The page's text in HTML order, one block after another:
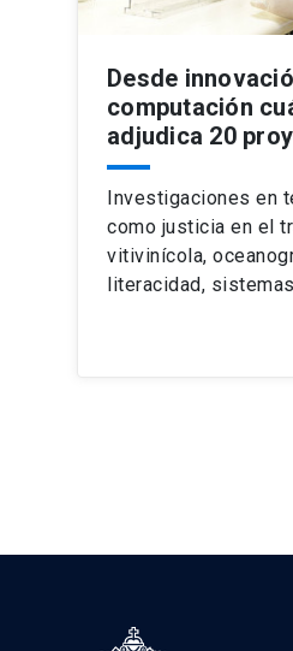
Desde
computación
adjudica 20
Investigaciones en
como justicia en el
vitivinícola,
literacidad,